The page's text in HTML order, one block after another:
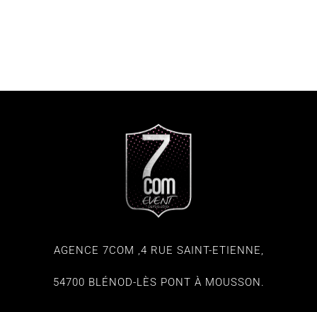
AGENCE 7COM ,4 RUE SAINT-ETIENNE,
54700 BLÉNOD-LÈS PONT À MOUSSON.